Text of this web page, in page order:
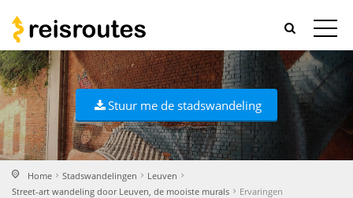
Stuur me de stadswandeling
Home Stadswandelingen
Leuven
Street-art wandeling door Leuven, de mooiste murals
Ervaringen